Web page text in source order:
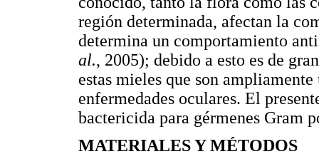
región determinada, afectan la
determina un comportamiento
al., 2005); debido a esto es de
estas mieles que son
enfermedades oculares. El
bactericida para gérmenes Gram
MATERIALES Y MÉTODOS